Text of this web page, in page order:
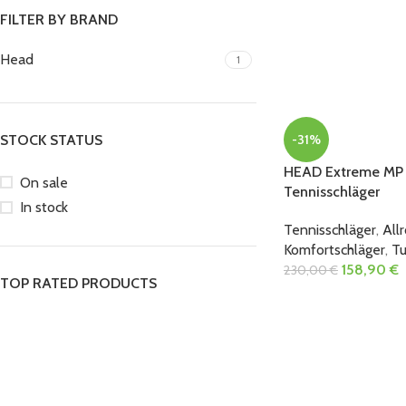
FILTER BY BRAND
Head 1
STOCK STATUS
On sale
In stock
TOP RATED PRODUCTS
-31%
HEAD Extreme
Tennisschläger
Tennisschläger,
Komfortschläger,
230,00€ 158,90€